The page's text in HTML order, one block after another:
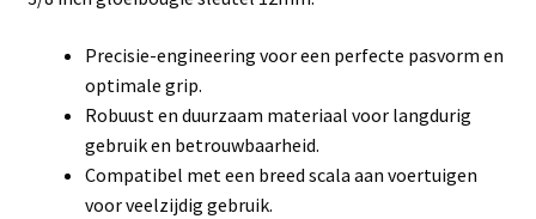
Precisie-engineering voor een perfecte pasvorm en
optimale grip.
Robuust en duurzaam materiaal voor langdurig
gebruik en betrouwbaarheid.
Compatibel met een breed scala aan voertuigen
voor veelzijdig gebruik.